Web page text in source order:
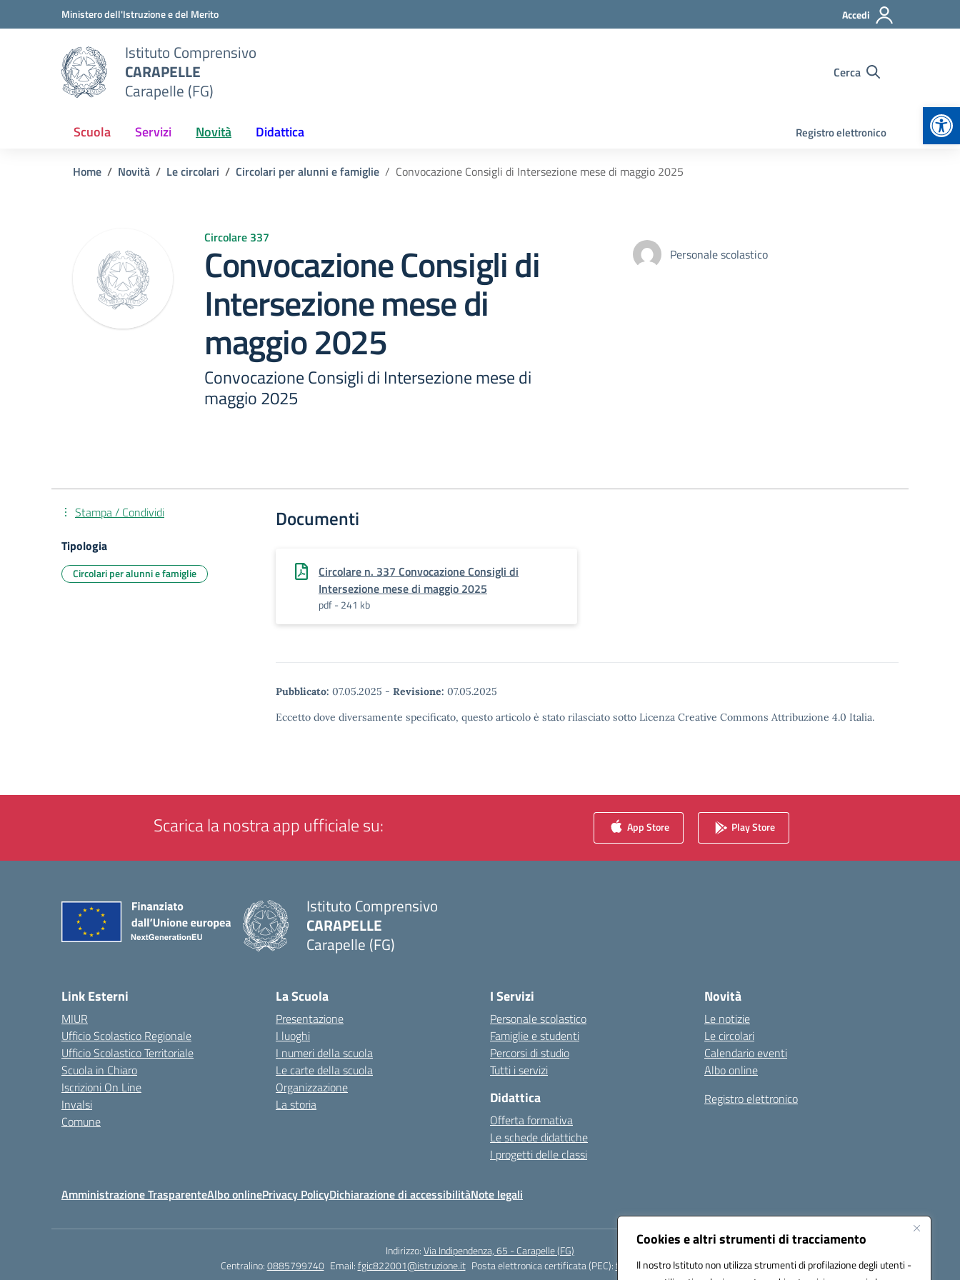
Cookies e altri strumenti di tracciamento
Il nostro Istituto non utilizza strumenti di profilazione degli utenti -
Vai ai contenuti
Vai al menu di navigazioneMinistero dell'Istruzione e del Merito Accedi
Istituto Comprensivo
CARAPELLE
Carapelle (FG)
Cerca
Scuola Servizi Novità Didattica Registro elettronico
Home Novità Le circolari Circolari per alunni e famiglie Convocazione Consigli di Intersezione mese di maggio 2025
Circolare 337
Convocazione Consigli di
Intersezione mese di
maggio 2025
Convocazione Consigli di Intersezione mese di
maggio 2025
Personale scolastico
Documenti
Circolare n. 337 Convocazione Consigli di
Intersezione mese di maggio 2025
pdf - 241 kb
Pubblicato: 07.05.2025 - Revisione: 07.05.2025
Eccetto dove diversamente specificato, questo articolo è stato rilasciato sotto Licenza Creative Commons Attribuzione 4.0 Italia.
Stampa / Condividi
Tipologia
Circolari per alunni e famiglie
Scarica la nostra app ufficiale su: App Store Play Store
Istituto Comprensivo
CARAPELLE
Carapelle (FG)
Link Esterni
MIUR
Ufficio Scolastico Regionale
Ufficio Scolastico Territoriale
Scuola in Chiaro
Iscrizioni On Line
Invalsi
Comune
La Scuola
Presentazione
I luoghi
I numeri della scuola
Le carte della scuola
Organizzazione
La storia
I Servizi
Personale scolastico
Famiglie e studenti
Percorsi di studio
Tutti i servizi
Didattica
Offerta formativa
Le schede didattiche
I progetti delle classi
Novità
Le notizie
Le circolari
Calendario eventi
Albo online
Registro elettronico
Amministrazione TrasparenteAlbo onlinePrivacy PolicyDichiarazione di accessibilitàNote legali
Indirizzo:Via Indipendenza, 65 - Carapelle (FG)
Centralino:0885799740 Email:fgic822001@istruzione.it Posta elettronica certificata (PEC):fgic822001@pec.istruzione.it